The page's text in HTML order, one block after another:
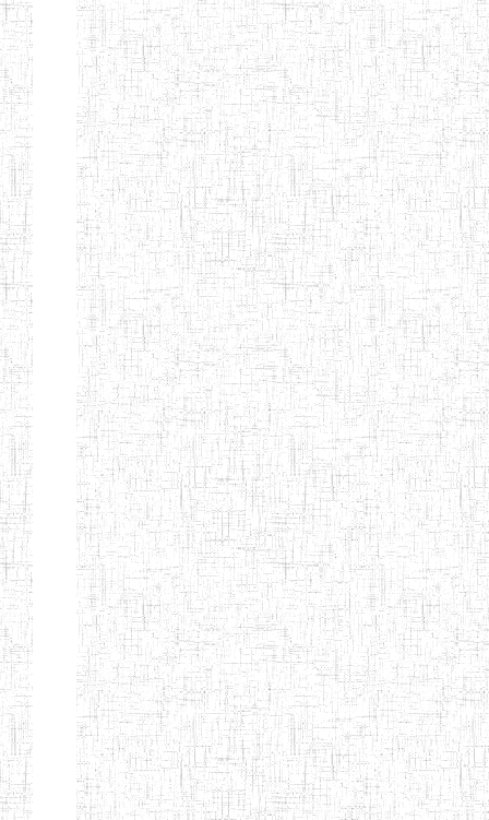
BAPTIST
TEACHERS
TRAINING
COLLEGE
08/08/1983 ENIEG
KENCHOLIA
TEACHER'S
TRAINING
COLLEGE
"K.T.T.C NDOP"
15/09/2015 ENIEG
ENIEG PRIVEE
BILINGUE
LAIQUE LES
PERFORMANCES
PEDAGOGIQUES
01/09/2015 ENIEG
ENIEG DU HAUT
NKAM
12/08/2013 ENIEG
ENIEG BILINGUE
DE L'IPEP DE
BANDJOUN
05/09/2003 ENIEG
ENIEG PRIVEE
07/09/2012 ENIEG